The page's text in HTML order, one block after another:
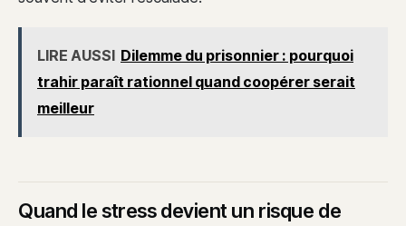
LIRE AUSSI Dilemme du prisonnier : pourquoi
trahir paraît rationnel quand coopérer serait
meilleur
Quand le stress devient un risque de